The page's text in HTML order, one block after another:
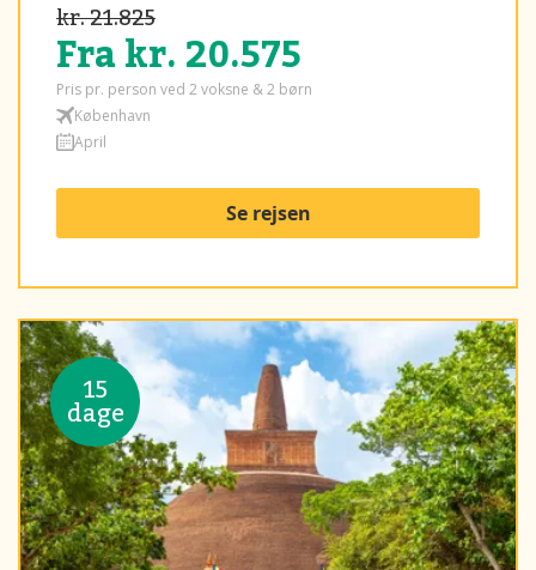
kr. 21.825
Fra kr. 20.575
Pris pr. person ved 2 voksne & 2 børn
København
April
Se rejsen
15
dage